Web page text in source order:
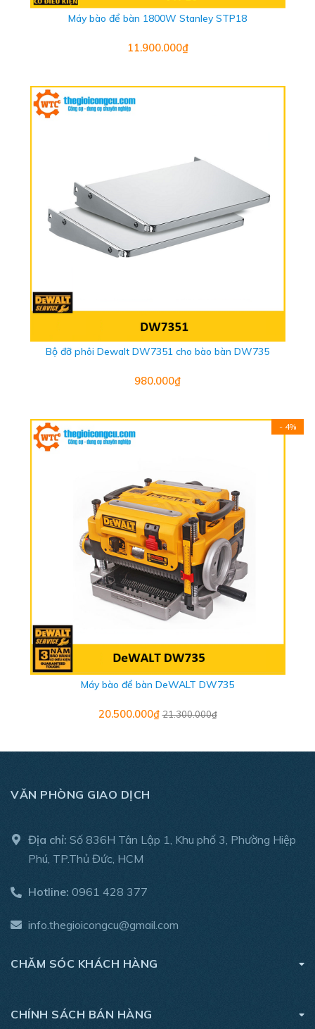
Máy bào để bàn 1800W Stanley STP18
11.900.000₫
Bộ đỡ phôi Dewalt DW7351 cho bào bàn DW735
980.000₫
- 4%
Máy bào để bàn DeWALT DW735
20.500.000₫21.300.000₫
VĂN PHÒNG GIAO DỊCH
Địa chỉ: Số 836H Tân Lập 1, Khu phố 3, Phường Hiệp
Phú, TP.Thủ Đức, HCM
Hotline: 0961 428 377
info.thegioicongcu@gmail.com
CHĂM SÓC KHÁCH HÀNG
CHÍNH SÁCH BÁN HÀNG